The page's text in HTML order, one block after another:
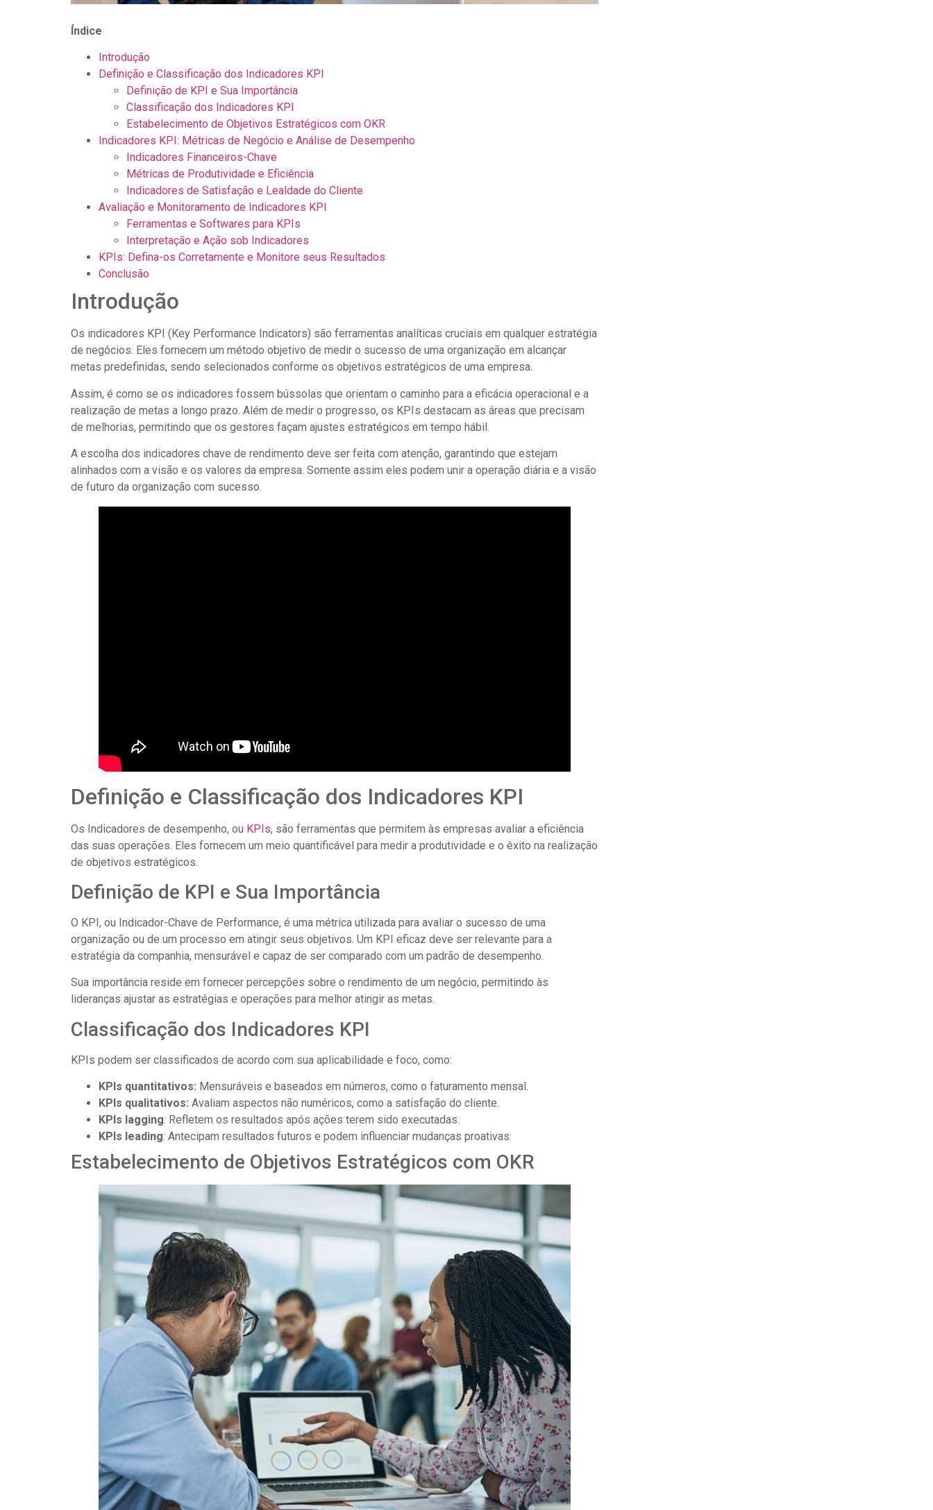
Índice
Introdução
Definição e Classificação dos Indicadores KPI
Definição de KPI e Sua Importância
Classificação dos Indicadores KPI
Estabelecimento de Objetivos Estratégicos com OKR
Indicadores KPI: Métricas de Negócio e Análise de Desempenho
Indicadores Financeiros-Chave
Métricas de Produtividade e Eficiência
Indicadores de Satisfação e Lealdade do Cliente
Avaliação e Monitoramento de Indicadores KPI
Ferramentas e Softwares para KPIs
Interpretação e Ação sob Indicadores
KPIs: Defina-os Corretamente e Monitore seus Resultados
Conclusão
Introdução
Os indicadores KPI (Key Performance Indicators) são ferramentas analíticas cruciais em qualquer estratégia
de negócios. Eles fornecem um método objetivo de medir o sucesso de uma organização em alcançar
metas predefinidas, sendo selecionados conforme os objetivos estratégicos de uma empresa.
Assim, é como se os indicadores fossem bússolas que orientam o caminho para a eficácia operacional e a
realização de metas a longo prazo. Além de medir o progresso, os KPIs destacam as áreas que precisam
de melhorias, permitindo que os gestores façam ajustes estratégicos em tempo hábil.
A escolha dos indicadores chave de rendimento deve ser feita com atenção, garantindo que estejam
alinhados com a visão e os valores da empresa. Somente assim eles podem unir a operação diária e a visão
de futuro da organização com sucesso.
Definição e Classificação dos Indicadores KPI
Os Indicadores de desempenho, ou KPIs, são ferramentas que permitem às empresas avaliar a eficiência
das suas operações. Eles fornecem um meio quantificável para medir a produtividade e o êxito na realização
de objetivos estratégicos.
Definição de KPI e Sua Importância
O KPI, ou Indicador-Chave de Performance, é uma métrica utilizada para avaliar o sucesso de uma
organização ou de um processo em atingir seus objetivos. Um KPI eficaz deve ser relevante para a
estratégia da companhia, mensurável e capaz de ser comparado com um padrão de desempenho.
Sua importância reside em fornecer percepções sobre o rendimento de um negócio, permitindo às
lideranças ajustar as estratégias e operações para melhor atingir as metas.
Classificação dos Indicadores KPI
KPIs podem ser classificados de acordo com sua aplicabilidade e foco, como:
KPIs quantitativos: Mensuráveis e baseados em números, como o faturamento mensal.
KPIs qualitativos: Avaliam aspectos não numéricos, como a satisfação do cliente.
KPIs lagging: Refletem os resultados após ações terem sido executadas.
KPIs leading: Antecipam resultados futuros e podem influenciar mudanças proativas.
Estabelecimento de Objetivos Estratégicos com OKR